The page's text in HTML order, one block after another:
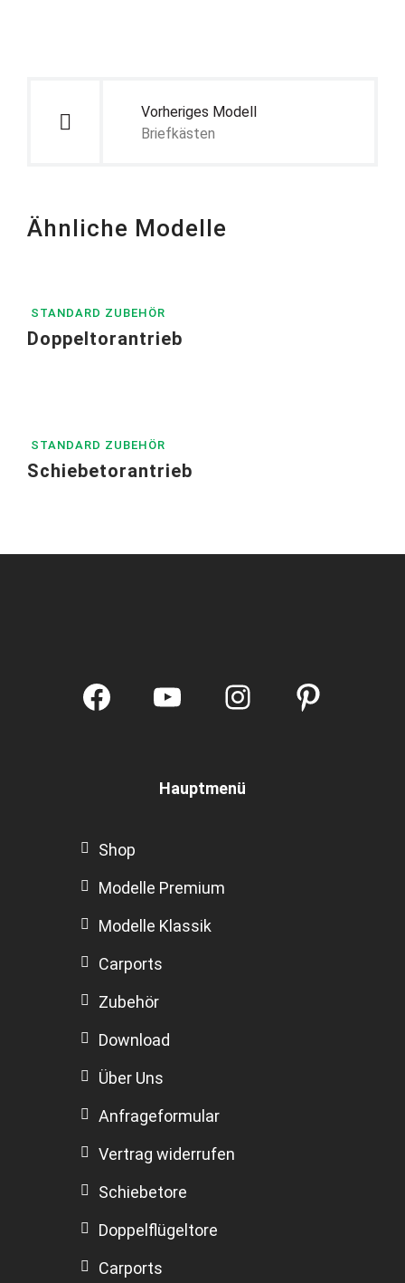
Vorheriges Modell
Briefkästen
Ähnliche Modelle
STANDARD ZUBEHÖR
Doppeltorantrieb
STANDARD ZUBEHÖR
Schiebetorantrieb
FacebookYouTubeInstagram
Hauptmenü
Shop
Modelle Premium
Modelle Klassik
Carports
Zubehör
Download
Über Uns
Anfrageformular
Vertrag widerrufen
Schiebetore
Doppelflügeltore
Carports